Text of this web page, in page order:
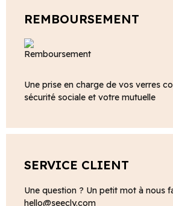
REMBOURSEMENT
Une prise en charge de vos verres
sécurité sociale et votre mutuelle
SERVICE CLIENT
Une question ? Un petit mot à nous
hello@seecly.com